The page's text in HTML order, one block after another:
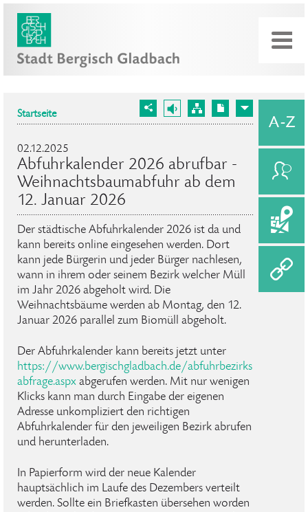
Startseite
02.12.2025
Abfuhrkalender 2026 abrufbar -
Weihnachtsbaumabfuhr ab dem
12. Januar 2026
Der städtische Abfuhrkalender 2026 ist da und
kann bereits online eingesehen werden. Dort
kann jede Bürgerin und jeder Bürger nachlesen,
wann in ihrem oder seinem Bezirk welcher Müll
im Jahr 2026 abgeholt wird. Die
Weihnachtsbäume werden ab Montag, den 12.
Januar 2026 parallel zum Biomüll abgeholt.
Der Abfuhrkalender kann bereits jetzt unter
https://www.bergischgladbach.de/abfuhrbezirks
abfrage.aspx abgerufen werden. Mit nur wenigen
Klicks kann man durch Eingabe der eigenen
Adresse unkompliziert den richtigen
Abfuhrkalender für den jeweiligen Bezirk abrufen
und herunterladen.
In Papierform wird der neue Kalender
hauptsächlich im Laufe des Dezembers verteilt
werden. Sollte ein Briefkasten übersehen worden